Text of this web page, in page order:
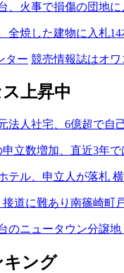
、火事で損傷の団地
全焼した建物に入札
競売情報誌はオ
上昇中
法人社宅、6億超で
申立数増加、直近3年
テル、申立人が落札
道に難あり南篠崎町
のニュータウン分譲
キング